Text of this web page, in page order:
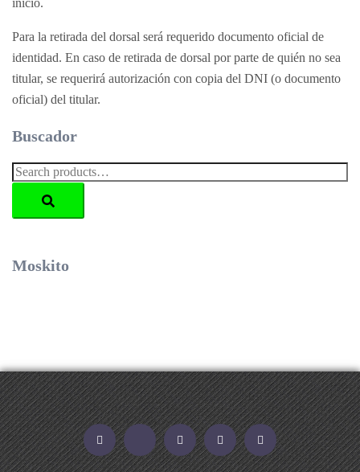
Para la retirada del dorsal será requerido documento oficial de
identidad. En caso de retirada de dorsal por parte de quién no sea
titular, se requerirá autorización con copia del DNI (o documento
oficial) del titular.
Buscador
Search
Moskito
Facebook Strava Twitter Instagram YouTube